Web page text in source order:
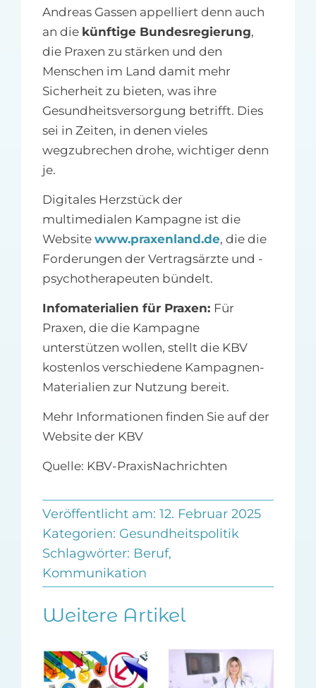
Andreas Gassen appelliert denn auch
an die künftige Bundesregierung,
die Praxen zu stärken und den
Menschen im Land damit mehr
Sicherheit zu bieten, was ihre
Gesundheitsversorgung betrifft. Dies
sei in Zeiten, in denen vieles
wegzubrechen drohe, wichtiger denn
je.
Digitales Herzstück der
multimedialen Kampagne ist die
Website www.praxenland.de, die die
Forderungen der Vertragsärzte und -
psychotherapeuten bündelt.
Infomaterialien für Praxen: Für
Praxen, die die Kampagne
unterstützen wollen, stellt die KBV
kostenlos verschiedene Kampagnen-
Materialien zur Nutzung bereit.
Mehr Informationen finden Sie auf der
Website der KBV
Quelle: KBV-PraxisNachrichten
Veröffentlicht am: 12. Februar 2025
Kategorien: Gesundheitspolitik
Schlagwörter: Beruf,
Kommunikation
Weitere Artikel